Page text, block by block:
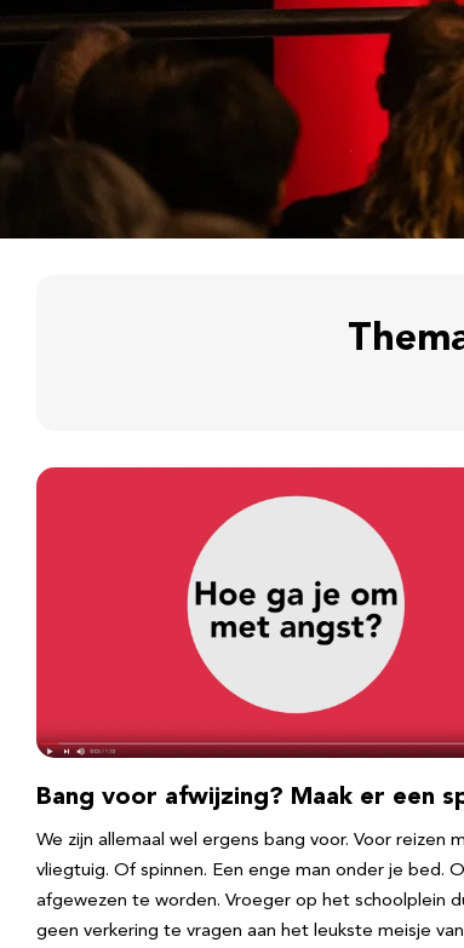
Bang voor afwijzing? Maak er een
We zijn allemaal wel ergens bang voor. Voor reizen
vliegtuig. Of spinnen. Een enge man onder je bed.
afgewezen te worden. Vroeger op het schoolplein
geen verkering te vragen aan het leukste meisje